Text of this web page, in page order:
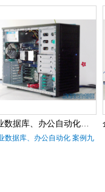
数据库、办公自动化 案例九